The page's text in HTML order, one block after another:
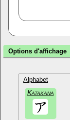
Options d'affichage
Alphabet
Katakana